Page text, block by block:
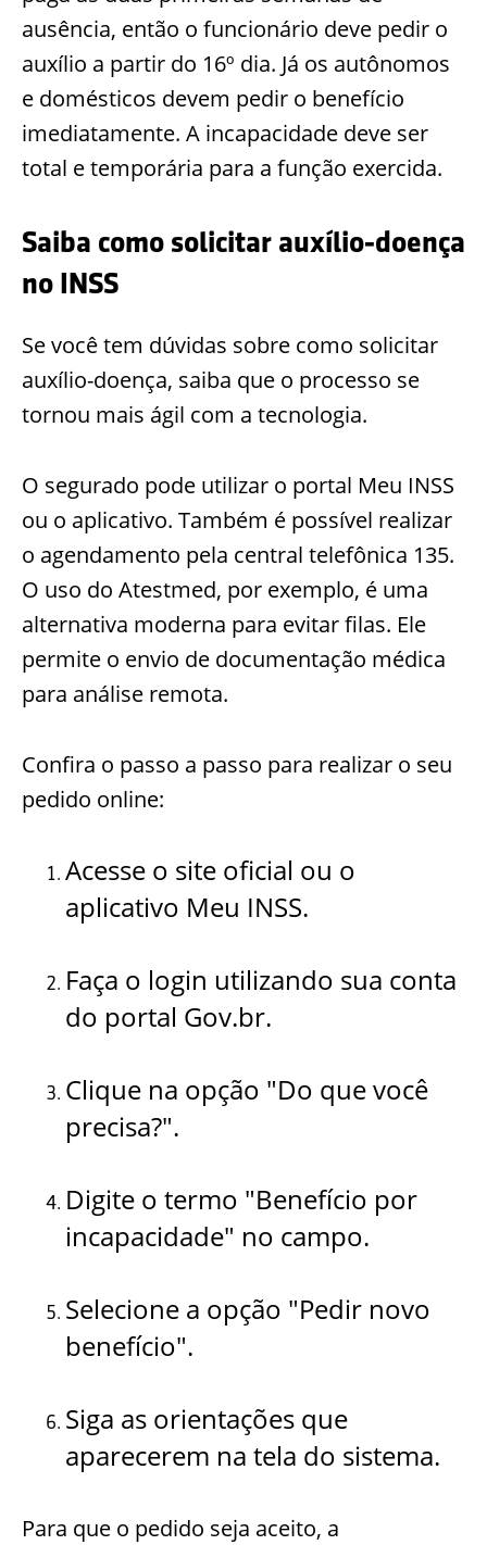
ausência, então o funcionário deve pedir o
auxílio a partir do 16º dia. Já os autônomos
e domésticos devem pedir o benefício
imediatamente. A incapacidade deve ser
total e temporária para a função exercida.
Saiba como solicitar auxílio-doença
no INSS
Se você tem dúvidas sobre como solicitar
auxílio-doença, saiba que o processo se
tornou mais ágil com a tecnologia.
O segurado pode utilizar o portal Meu INSS
ou o aplicativo. Também é possível realizar
o agendamento pela central telefônica 135.
O uso do Atestmed, por exemplo, é uma
alternativa moderna para evitar filas. Ele
permite o envio de documentação médica
para análise remota.
Confira o passo a passo para realizar o seu
pedido online:
Acesse o site oficial ou o
aplicativo Meu INSS.
Faça o login utilizando sua conta
do portal Gov.br.
Clique na opção "Do que você
precisa?".
Digite o termo "Benefício por
incapacidade" no campo.
Selecione a opção "Pedir novo
benefício".
Siga as orientações que
aparecerem na tela do sistema.
Para que o pedido seja aceito, a